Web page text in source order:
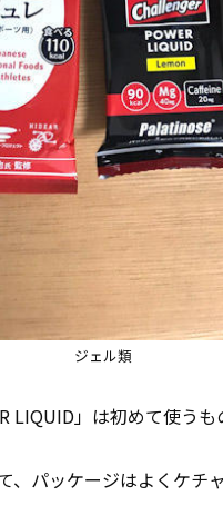
ジェル類
LIQUID」は初めて使うも
、パッケージはよくケ